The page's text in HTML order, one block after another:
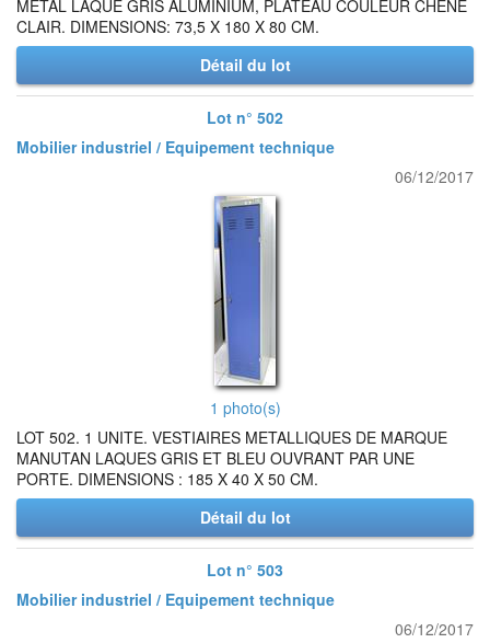
METAL LAQUE GRIS ALUMINIUM, PLATEAU COULEUR CHENE
CLAIR. DIMENSIONS: 73,5 X 180 X 80 CM.
Détail du lot
Lot n° 502
Mobilier industriel / Equipement technique
06/12/2017
1 photo(s)
LOT 502. 1 UNITE. VESTIAIRES METALLIQUES DE MARQUE
MANUTAN LAQUES GRIS ET BLEU OUVRANT PAR UNE
PORTE. DIMENSIONS : 185 X 40 X 50 CM.
Détail du lot
Lot n° 503
Mobilier industriel / Equipement technique
06/12/2017